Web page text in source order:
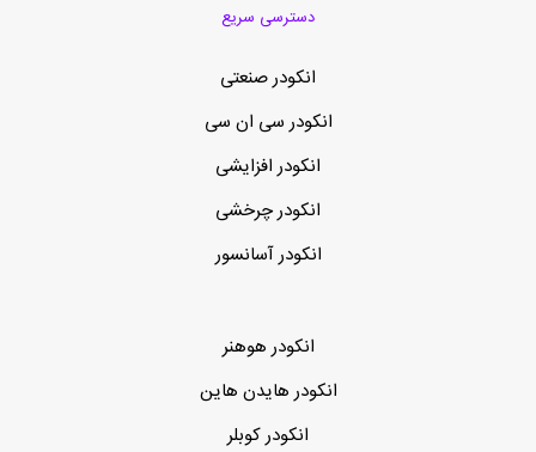
دسترسی سریع
انکودر صنعتی
انکودر سی ان سی
انکودر افزایشی
انکودر چرخشی
انکودر آسانسور
انکودر هوهنر
انکودر هایدن هاین
انکودر کوبلر